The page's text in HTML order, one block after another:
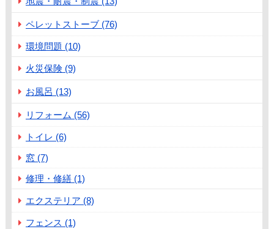
ペレットストーブ (76)
環境問題 (10)
火災保険 (9)
お風呂 (13)
リフォーム (56)
トイレ (6)
窓 (7)
修理・修繕 (1)
エクステリア (8)
フェンス (1)